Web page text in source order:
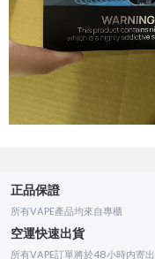
正品保證
所有VAPE產品均來自專櫃
空運快速出貨
所有VAPE訂單將於48小時内寄出